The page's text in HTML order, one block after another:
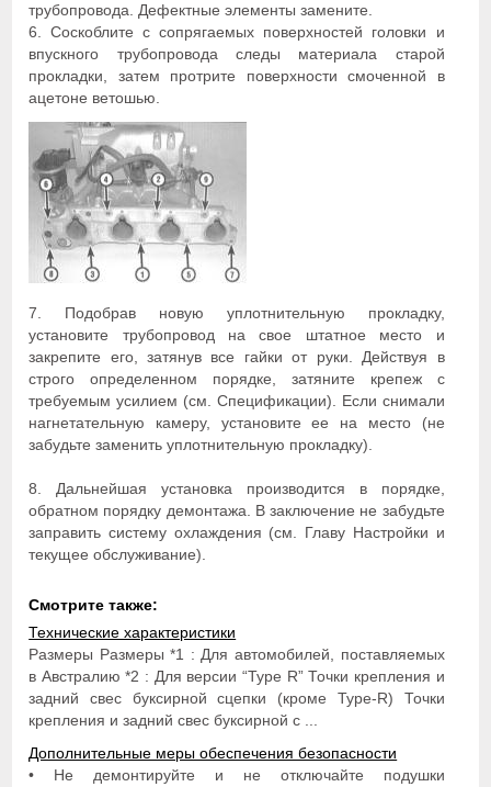
трубопровода. Дефектные элементы замените.
6. Соскоблите с сопрягаемых поверхностей головки и
впускного трубопровода следы материала старой
прокладки, затем протрите поверхности смоченной в
ацетоне ветошью.
7. Подобрав новую уплотнительную прокладку,
установите трубопровод на свое штатное место и
закрепите его, затянув все гайки от руки. Действуя в
строго определенном порядке, затяните крепеж с
требуемым усилием (см. Спецификации). Если снимали
нагнетательную камеру, установите ее на место (не
забудьте заменить уплотнительную прокладку).
8. Дальнейшая установка производится в порядке,
обратном порядку демонтажа. В заключение не забудьте
заправить систему охлаждения (см. Главу Настройки и
текущее обслуживание).
Смотрите также:
Технические характеристики
Размеры Размеры *1 : Для автомобилей, поставляемых
в Австралию *2 : Для версии “Type R” Точки крепления и
задний свес буксирной сцепки (кроме Type-R) Точки
крепления и задний свес буксирной с ...
Дополнительные меры обеспечения безопасности
• Не демонтируйте и не отключайте подушки